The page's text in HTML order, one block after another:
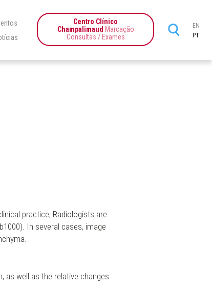
Champalimaud
Education News Events
Centro Clínico
Champalimaud Marcação
Consultas / Exames
EN
PT
practice, Radiologists are
In several cases, image
as well as the relative changes